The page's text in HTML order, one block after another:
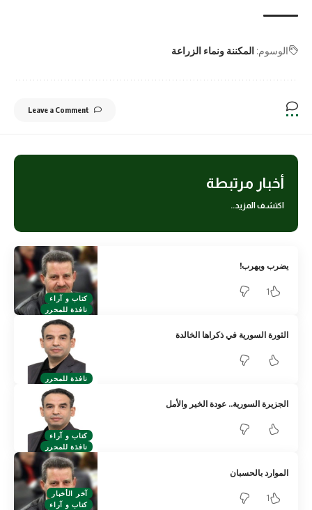
الوسوم: المكننة ونماء الزراعة
Leave a Comment
أخبار مرتبطة
اكتشف المزيد..
كتاب و آراء
نافذة للمحرر
يضرب ويهرب!
1
نافذة للمحرر
الثورة السورية في ذكراها الخالدة
كتاب و آراء
نافذة للمحرر
الجزيرة السورية.. عودة الخير والأمل
آخر الأخبار
كتاب و آراء
الموارد بالحسبان
1